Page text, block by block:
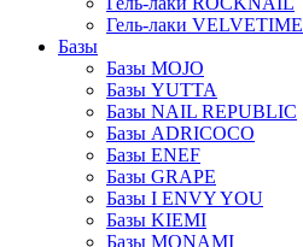
Гель-лаки VELVETIME
Базы
Базы MOJO
Базы YUTTA
Базы NAIL REPUBLIC
Базы ADRICOCO
Базы ENEF
Базы GRAPE
Базы I ENVY YOU
Базы KIEMI
Базы MONAMI